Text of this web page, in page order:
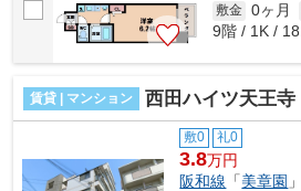
敷金 0ヶ月
9階 / 1K /
賃貸 | マンション 西田ハイツ天王寺
敷0 礼0
3.8万円
阪和線 「美章園